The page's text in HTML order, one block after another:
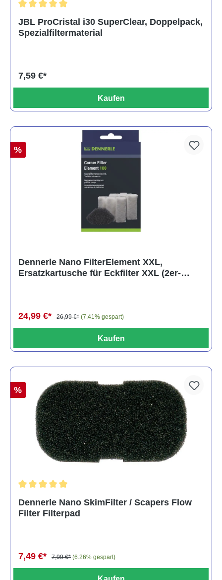
JBL ProCristal i30 SuperClear, Doppelpack,
Spezialfiltermaterial
7,59 €*
Kaufen
%
Dennerle Nano FilterElement XXL,
Ersatzkartusche für Eckfilter XXL (2er-
24,99 €* 26,99 €* (7.41% gespart)
Kaufen
%
Dennerle Nano SkimFilter / Scapers Flow
Filter Filterpad
7,49 €* 7,99 €* (6.26% gespart)